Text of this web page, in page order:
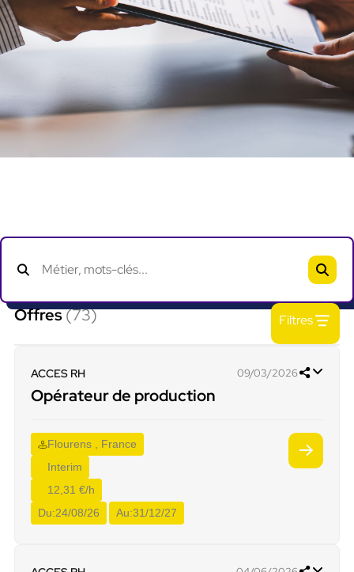
Offres(73) Filtres
ACCES RH 09/03/2026
Opérateur de production
Flourens , France
Interim
12,31 €/h
Du:24/08/26 Au:31/12/27